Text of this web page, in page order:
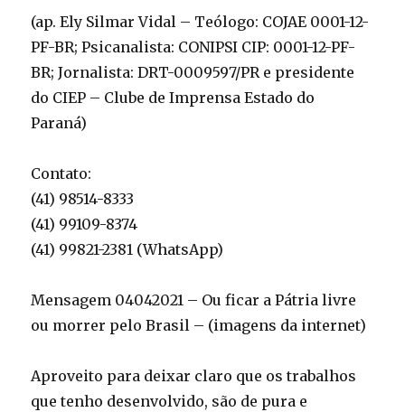
(ap. Ely Silmar Vidal – Teólogo: COJAE 0001-12-
PF-BR; Psicanalista: CONIPSI CIP: 0001-12-PF-
BR; Jornalista: DRT-0009597/PR e presidente
do CIEP – Clube de Imprensa Estado do
Paraná)
Contato:
(41) 98514-8333
(41) 99109-8374
(41) 99821-2381 (WhatsApp)
Mensagem 04042021 – Ou ficar a Pátria livre
ou morrer pelo Brasil – (imagens da internet)
Aproveito para deixar claro que os trabalhos
que tenho desenvolvido, são de pura e